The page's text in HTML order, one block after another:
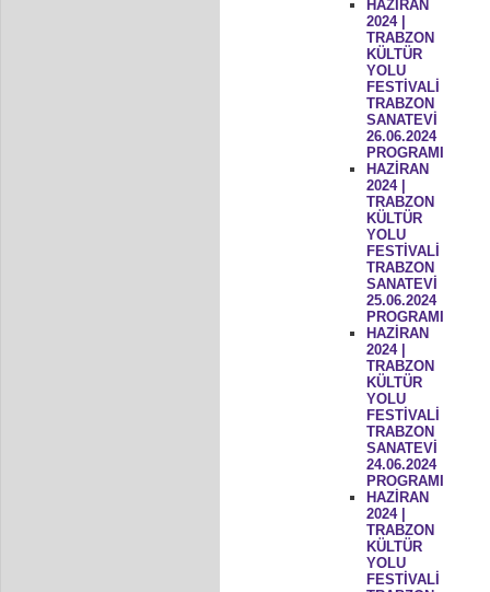
HAZİRAN
2024 |
TRABZON
KÜLTÜR
YOLU
FESTİVALİ
TRABZON
SANATEVİ
26.06.2024
PROGRAMI
HAZİRAN
2024 |
TRABZON
KÜLTÜR
YOLU
FESTİVALİ
TRABZON
SANATEVİ
25.06.2024
PROGRAMI
HAZİRAN
2024 |
TRABZON
KÜLTÜR
YOLU
FESTİVALİ
TRABZON
SANATEVİ
24.06.2024
PROGRAMI
HAZİRAN
2024 |
TRABZON
KÜLTÜR
YOLU
FESTİVALİ